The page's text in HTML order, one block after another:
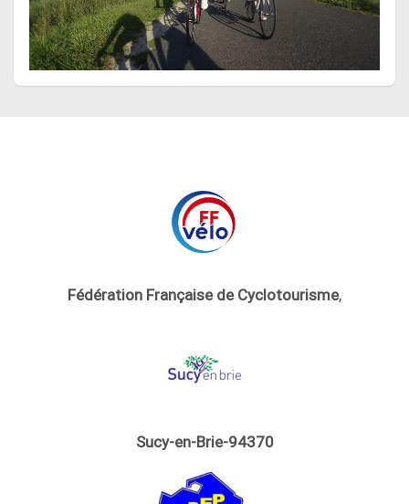
Fédération Française de Cyclotourisme,
Sucy-en-Brie-94370